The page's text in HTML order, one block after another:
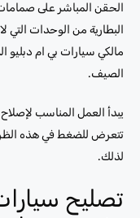
الحقن المباشر على
البطارية من الوحدات
مالكي سيارات بي ام
الصيف.
يبدأ العمل المناسب
تتعرض للضغط في هذه
لذلك.
تصليح